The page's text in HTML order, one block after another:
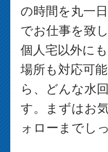
の時間を丸一
でお仕事を致
個人宅以外に
場所も対応可
ら、どんな水
す。まずはお
ォローまでし